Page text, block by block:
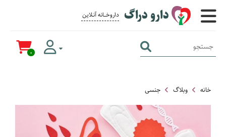
دارو دراگ داروخــــانه آنــلاین برای همــه
0
خانه وبلاگ جنسی